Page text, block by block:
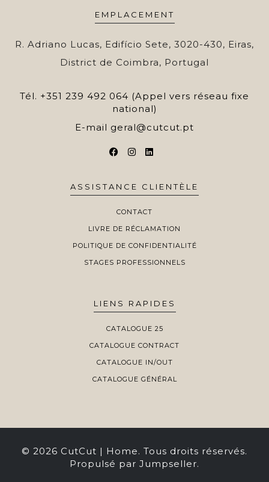
EMPLACEMENT
R. Adriano Lucas, Edifício Sete, 3020-430, Eiras,
District de Coimbra, Portugal
Tél. +351 239 492 064 (Appel vers réseau fixe
national)
E-mail geral@cutcut.pt
ASSISTANCE CLIENTÈLE
CONTACT
LIVRE DE RÉCLAMATION
POLITIQUE DE CONFIDENTIALITÉ
STAGES PROFESSIONNELS
LIENS RAPIDES
CATALOGUE 25
CATALOGUE CONTRACT
CATALOGUE IN/OUT
CATALOGUE GÉNÉRAL
© 2026 CutCut | Home. Tous droits réservés.
Propulsé par Jumpseller.